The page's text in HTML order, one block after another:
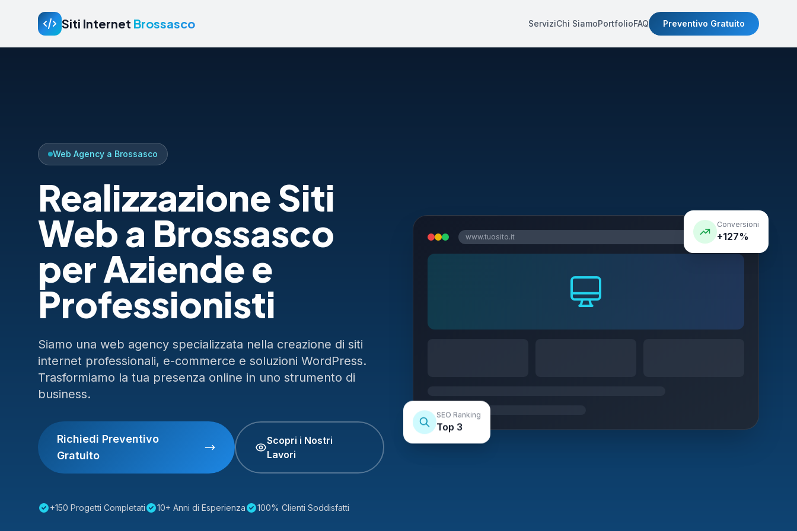
Siti Internet Brossasco ServiziChi SiamoPortfolioFAQ Preventivo Gratuito
Web Agency a Brossasco
Realizzazione Siti
Web a Brossasco
per Aziende e
Professionisti
Siamo una web agency specializzata nella creazione di siti
internet professionali, e-commerce e soluzioni WordPress.
Trasformiamo la tua presenza online in uno strumento di
business.
Richiedi Preventivo
Gratuito
Scopri i Nostri
Lavori
+150 Progetti Completati 10+ Anni di Esperienza 100% Clienti Soddisfatti
www.tuosito.it
Conversioni
+127%
SEO Ranking
Top 3